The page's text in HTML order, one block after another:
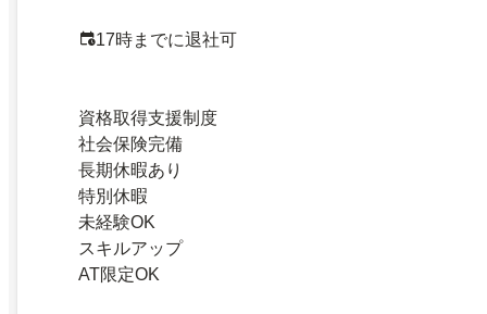
17時までに退社可
資格取得支援制度
社会保険完備
長期休暇あり
特別休暇
未経験OK
スキルアップ
AT限定OK